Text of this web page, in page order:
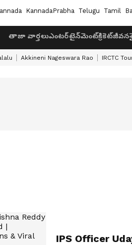
KannadaPrabha Telugu Tamil
తాజా వార్తలుఎంటర్‌టైన్‌మెంట్క్రికెట్
Akkineni Nageswara Rao IRCTC
IPS Officer